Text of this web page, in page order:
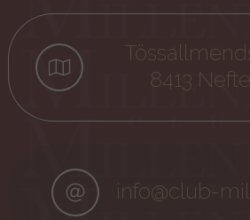
8413
info@club-